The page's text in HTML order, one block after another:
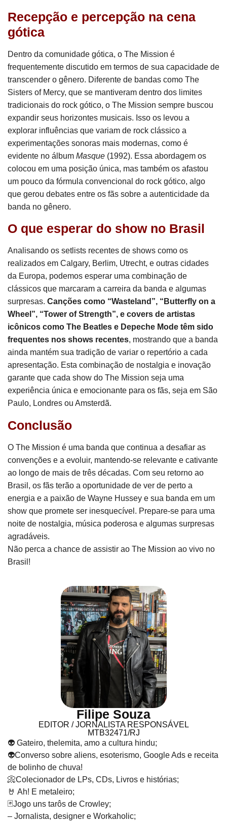
Recepção e percepção na cena
gótica
Dentro da comunidade gótica, o The Mission é
frequentemente discutido em termos de sua capacidade de
transcender o gênero. Diferente de bandas como The
Sisters of Mercy, que se mantiveram dentro dos limites
tradicionais do rock gótico, o The Mission sempre buscou
expandir seus horizontes musicais. Isso os levou a
explorar influências que variam de rock clássico a
experimentações sonoras mais modernas, como é
evidente no álbum Masque (1992). Essa abordagem os
colocou em uma posição única, mas também os afastou
um pouco da fórmula convencional do rock gótico, algo
que gerou debates entre os fãs sobre a autenticidade da
banda no gênero.
O que esperar do show no Brasil
Analisando os setlists recentes de shows como os
realizados em Calgary, Berlim, Utrecht, e outras cidades
da Europa, podemos esperar uma combinação de
clássicos que marcaram a carreira da banda e algumas
surpresas. Canções como “Wasteland”, “Butterfly on a
Wheel”, “Tower of Strength”, e covers de artistas
icônicos como The Beatles e Depeche Mode têm sido
frequentes nos shows recentes, mostrando que a banda
ainda mantém sua tradição de variar o repertório a cada
apresentação. Esta combinação de nostalgia e inovação
garante que cada show do The Mission seja uma
experiência única e emocionante para os fãs, seja em São
Paulo, Londres ou Amsterdã.
Conclusão
O The Mission é uma banda que continua a desafiar as
convenções e a evoluir, mantendo-se relevante e cativante
ao longo de mais de três décadas. Com seu retorno ao
Brasil, os fãs terão a oportunidade de ver de perto a
energia e a paixão de Wayne Hussey e sua banda em um
show que promete ser inesquecível. Prepare-se para uma
noite de nostalgia, música poderosa e algumas surpresas
agradáveis.
Não perca a chance de assistir ao The Mission ao vivo no
Brasil!
Filipe Souza
EDITOR / JORNALISTA RESPONSÁVEL
MTB32471/RJ
👽 Gateiro, thelemita, amo a cultura hindu;
👽Converso sobre aliens, esoterismo, Google Ads e receita
de bolinho de chuva!
📀Colecionador de LPs, CDs, Livros e histórias;
🤘 Ah! E metaleiro;
🃏Jogo uns tarôs de Crowley;
– Jornalista, designer e Workaholic;